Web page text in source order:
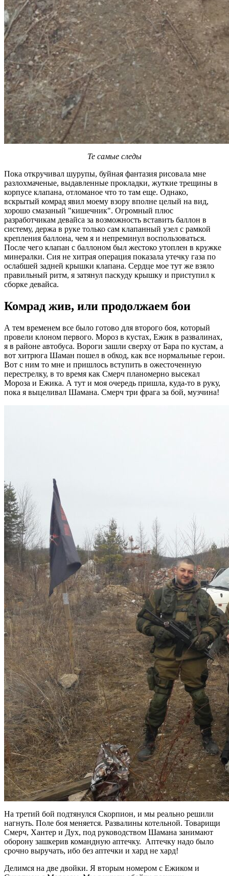
Те самые следы
Пока откручивал шурупы, буйная фантазия рисовала мне
разлохмаченые, выдавленные прокладки, жуткие трещины в
корпусе клапана, отломаное что то там еще. Однако,
вскрытый комрад явил моему взору вполне целый на вид,
хорошо смазаный "кишечник". Огромный плюс
разработчикам девайса за возможность вставить баллон в
систему, держа в руке только сам клапанный узел с рамкой
крепления баллона, чем я и непреминул воспользоваться.
После чего клапан с баллоном был жестоко утоплен в кружке
минералки. Сия не хитрая операция показала утечку газа по
ослабшей задней крышки клапана. Сердце мое тут же взяло
правильный ритм, я затянул паскуду крышку и приступил к
сборке девайса.
Комрад жив, или продолжаем бои
А тем временем все было готово для второго боя, который
провели клоном первого. Мороз в кустах, Ежик в развалинах,
я в районе автобуса. Вороги зашли сверху от Бара по кустам, а
вот хитрюга Шаман пошел в обход, как все нормальные герои.
Вот с ним то мне и пришлось вступить в ожесточенную
перестрелку, в то время как Смерч планомерно высекал
Мороза и Ежика. А тут и моя очередь пришла, куда-то в руку,
пока я выцеливал Шамана. Смерч три фрага за бой, музчина!
На третий бой подтянулся Скорпион, и мы реально решили
нагнуть. Поле боя меняется. Развалины котельной. Товарищи
Смерч, Хантер и Дух, под руководством Шамана занимают
оборону зашкерив командную аптечку. Аптечку надо было
срочно выручать, ибо без аптечки и хард не хард!
Делимся на две двойки. Я вторым номером с Ежиком и